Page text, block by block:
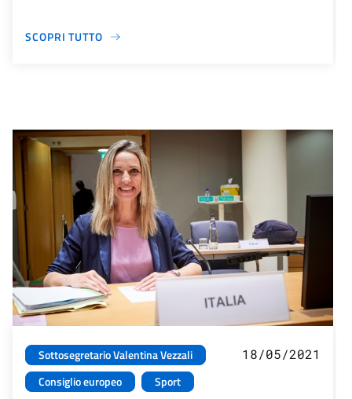
SCOPRI TUTTO
Sottosegretario Valentina Vezzali
Consiglio europeo
Sport
18/05/2021